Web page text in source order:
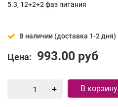
5.3, 12+2+2 фаз питания
В наличии (доставка 1-2 дня)
Цена: 993.00 руб
В корзину